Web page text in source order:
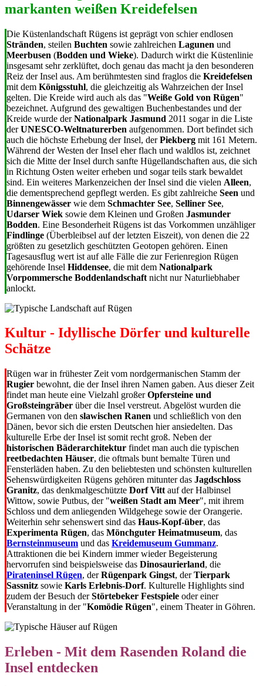
markanten weißen Kreidefelsen
Die Küstenlandschaft Rügens ist geprägt von schier endlosen
Stränden, steilen Buchten sowie zahlreichen Lagunen und
Meerbusen (Bodden und Wieke). Dadurch wirkt die Küstenlinie
insgesamt sehr zerklüftet, doch genau das macht ja den besonderen
Reiz der Insel aus. Am berühmtesten sind fraglos die Kreidefelsen
mit dem Königsstuhl, die gleichzeitig als Wahrzeichen der Insel
gelten. Die Kreide wird auch als das "Weiße Gold von Rügen"
bezeichnet. Aufgrund des gewaltigen Buchenbestandes und der
Kreide wurde derNationalpark Jasmund 2011 sogar in die Liste
derUNESCO-Weltnaturerben aufgenommen. Dort befindet sich
auch die höchste Erhebung der Insel, derPiekberg mit 161 Metern.
Während der Westen der Insel eher flach und waldlos ist, zeichnet
sich die Mitte der Insel durch sanfte Hügellandschaften aus, die sich
in Richtung Osten weiter erheben und sogar teils stark bewaldet
sind. Ein weiteres Markenzeichen der Insel sind die vielen Alleen,
die dementsprechend gepflegt werden. Es gibt zahlreiche Seen und
Binnengewässer wie dem Schmachter See, Selliner See,
Udarser Wiek sowie dem Kleinen und Großen Jasmunder
Bodden. Eine Besonderheit Rügens ist das Vorkommen unzähliger
Findlinge (Überbleibsel auf der letzten Eiszeit), von denen die 22
größten zu gesetzlich geschützten Geotopen gehören. Einen
Tagesausflug wert ist auf alle Fälle die zur Ferienregion Rügen
gehörende Insel Hiddensee, die mit dem Nationalpark
Vorpommersche Boddenlandschaft nicht nur Naturliebhaber
anlockt.
Kultur - Idyllische Dörfer und kulturelle
Schätze
Rügen war in frühester Zeit vom nordgermanischen Stamm der
Rugier bewohnt, die der Insel ihren Namen gaben. Aus dieser Zeit
findet man heute eine Vielzahl großerOpfersteine und
Großsteingräber über die Insel verstreut. Abgelöst wurden die
Germanen von den slawischen Ranen und schließlich von den
Dänen, bevor sich die ersten Deutschen hier ansiedelten. Das
kulturelle Erbe der Insel ist somit recht groß. Neben der
historischen Bäderarchitektur findet man auch die typischen
reetbedachten Häuser, die oftmals bunt bemalte Türen und
Fensterläden haben. Zu den beliebtesten und schönsten kulturellen
Sehenswürdigkeiten Rügens gehören mitunter das Jagdschloss
Granitz, das denkmalgeschützte Dorf Vitt auf der Halbinsel
Wittow, sowie Putbus, der "weißen Stadt am Meer", mit ihrem
Schloss und dem anliegenden Wildgehege sowie der Orangerie.
Weiterhin sehr sehenswert sind das Haus-Kopf-über, das
Experimenta Rügen, das Mönchguter Heimatmuseum, das
Bernsteinmuseum und das Kreidemuseum Gummanz.
Attraktionen die bei Kindern immer wieder Begeisterung
hervorrufen sind beispielsweise das Dinosaurierland, die
Pirateninsel Rügen, derRügenpark Gingst, derTierpark
Sassnitz sowie Karls Erlebnis-Dorf. Kulturelle Highlights sind
zudem der Besuch derStörtebeker Festspiele oder einer
Veranstaltung in der "Komödie Rügen", einem Theater in Göhren.
Erleben - Mit dem Rasenden Roland die
Insel entdecken